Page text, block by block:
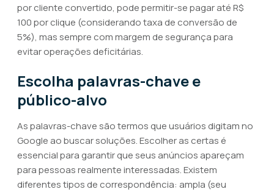
por cliente convertido, pode permitir-se pagar até R$
100 por clique (considerando taxa de conversão de
5%), mas sempre com margem de segurança para
evitar operações deficitárias.
Escolha palavras-chave e
público-alvo
As palavras-chave são termos que usuários digitam no
Google ao buscar soluções. Escolher as certas é
essencial para garantir que seus anúncios apareçam
para pessoas realmente interessadas. Existem
diferentes tipos de correspondência: ampla (seu